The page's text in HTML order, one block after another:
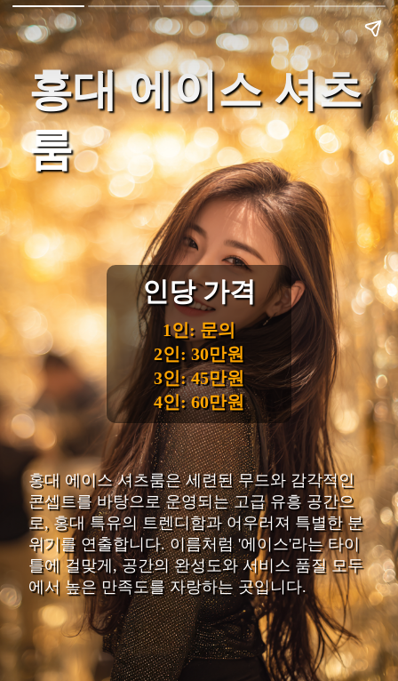
홍대 에이스 셔츠
룸
인당 가격
1인: 문의
2인: 30만원
3인: 45만원
4인: 60만원
홍대 에이스 셔츠룸은 세련된 무드와 감각적인
콘셉트를 바탕으로 운영되는 고급 유흥 공간으
로, 홍대 특유의 트렌디함과 어우러져 특별한 분
위기를 연출합니다. 이름처럼 '에이스'라는 타이
틀에 걸맞게, 공간의 완성도와 서비스 품질 모두
에서 높은 만족도를 자랑하는 곳입니다.